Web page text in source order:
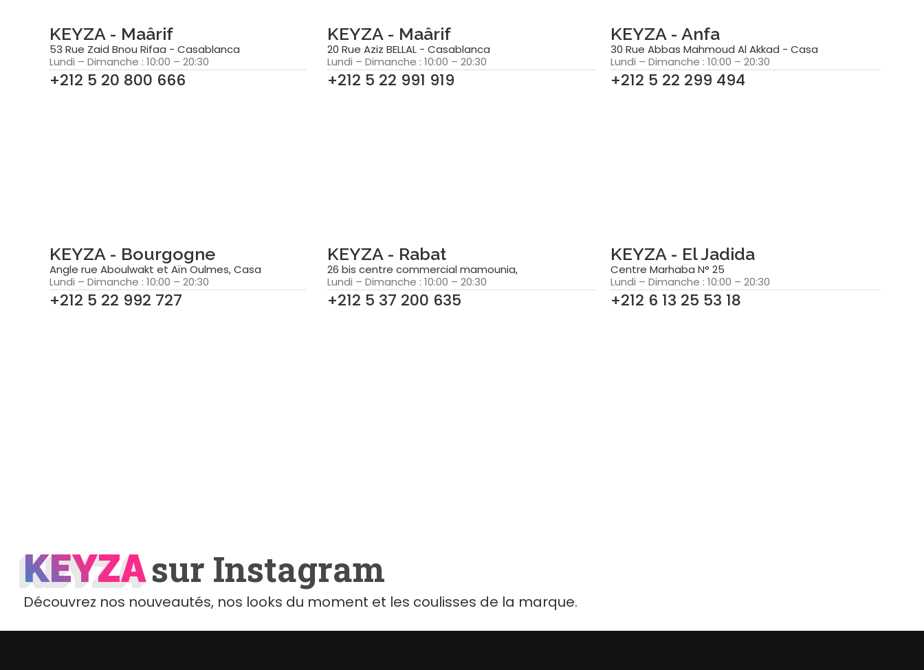
KEYZA - Maârif
53 Rue Zaid Bnou Rifaa - Casablanca
Lundi – Dimanche : 10:00 – 20:30
+212 5 20 800 666
KEYZA - Maârif
20 Rue Aziz BELLAL - Casablanca
Lundi – Dimanche : 10:00 – 20:30
+212 5 22 991 919
KEYZA - Anfa
30 Rue Abbas Mahmoud Al Akkad - Casa
Lundi – Dimanche : 10:00 – 20:30
+212 5 22 299 494
KEYZA - Bourgogne
Angle rue Aboulwakt et Aïn Oulmes, Casa
Lundi – Dimanche : 10:00 – 20:30
+212 5 22 992 727
KEYZA - Rabat
26 bis centre commercial mamounia,
Lundi – Dimanche : 10:00 – 20:30
+212 5 37 200 635
KEYZA - El Jadida
Centre Marhaba N° 25
Lundi – Dimanche : 10:00 – 20:30
+212 6 13 25 53 18
KEYZA
KEYZAsur Instagram
Découvrez nos nouveautés, nos looks du moment et les coulisses de la marque.